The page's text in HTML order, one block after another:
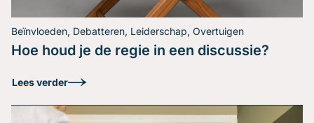
Beïnvloeden, Debatteren, Leiderschap, Overtuigen
Hoe houd je de regie in een discussie?
Lees verder